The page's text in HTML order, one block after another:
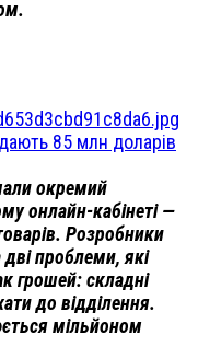
85 млн доларів
окремий
онлайн-кабінеті —
Розробники
проблеми, які
грошей: складні
до відділення.
мільйоном